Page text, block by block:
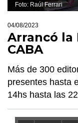
Foto: Raúl Ferrari
04/08/2023
Arrancó la
CABA
Más de 300
presentes hasta
14hs hasta las